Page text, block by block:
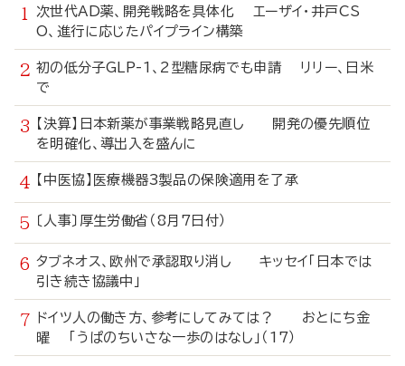
次世代AD薬、開発戦略を具体化 エーザイ・井戸CS
O、進行に応じたパイプライン構築
初の低分子GLP-1、2型糖尿病でも申請 リリー、日米
で
【決算】日本新薬が事業戦略見直し 開発の優先順位
を明確化、導出入を盛んに
【中医協】医療機器3製品の保険適用を了承
〔人事〕厚生労働省（8月7日付）
タブネオス、欧州で承認取り消し キッセイ「日本では
引き続き協議中」
ドイツ人の働き方、参考にしてみては？ おとにち金
曜 「うぱのちいさな一歩のはなし」（17）